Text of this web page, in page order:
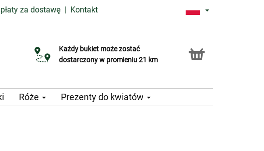
za dostawę | Kontakt
Każdy bukiet może zostać
dostarczony w promieniu 21 km
Usługa Click & Collect
Róże Prezenty do kwiatów